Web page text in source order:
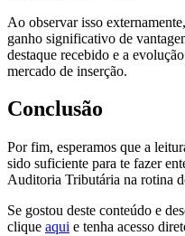
Ao observar isso
ganho significativo de
destaque recebido e a
mercado de inserção.
Conclusão
Por fim, esperamos que a
sido suficiente para te fazer
Auditoria Tributária na rotina
Se gostou deste conteúdo e
clique aqui e tenha acesso